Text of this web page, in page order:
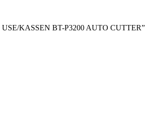
USE/KASSEN BT-P3200 AUTO CUTTER”